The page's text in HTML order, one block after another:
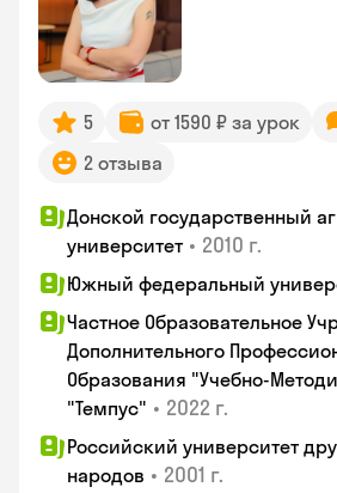
5 от 1590 ₽ за урок
2 отзыва
Донской государственный
университет • 2010 г.
Южный федеральный
Частное Образовательное
Дополнительного
Образования "Учебно-
"Темпус" • 2022 г.
Российский университет
народов • 2001 г.